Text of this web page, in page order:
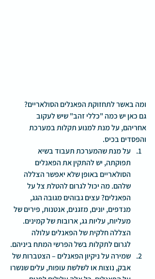
ומה באשר לתחזוקת הפאנלים הסולאריים?
גם כאן יש כמה "כללי זהב" שיש לעקוב
אחריהם, על מנת למנוע תקלות במערכת
והפסדים בכיס.
על מנת שהמערכת תעבוד בשיא
תפוקתה, יש להתקין את הפאנלים
הסולאריים באופן שלא יאפשר הצללה
שלהם. מה יכול לגרום להטלת צל על
הפאנלים? עצים גבוהים מגובה הגג,
מנדפים, יונים, מזגנים, אנטנות, פירים של
מעליות, עליות גג, ארובות של קמינים.
הצללה חלקית של הפאנלים עלולה
לגרום לתקלות בשל הפרשי המתח ביניהם.
שמירה על ניקיון הפאנלים – הצטברות של
אבק, נוצות או לשלשת עופות, עלים שנשרו